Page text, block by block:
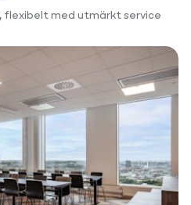
med utmärkt service